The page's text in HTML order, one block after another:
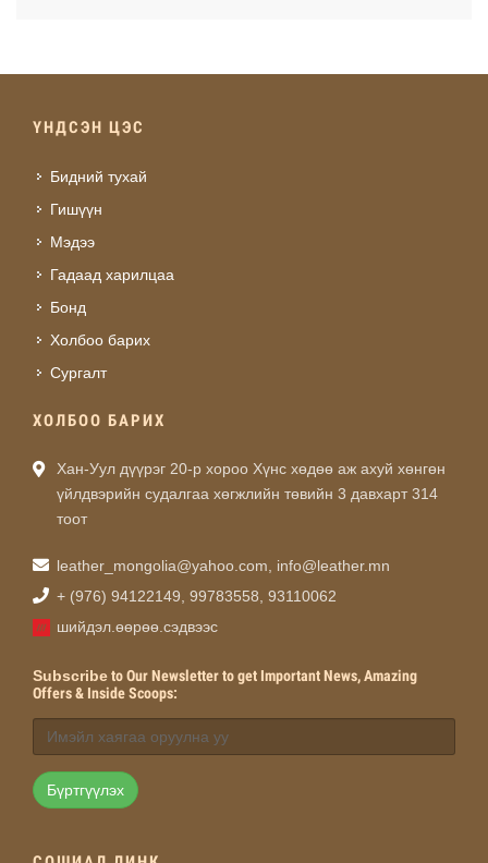
ҮНДСЭН ЦЭС
Бидний тухай
Гишүүн
Мэдээ
Гадаад харилцаа
Бонд
Холбоо барих
Сургалт
ХОЛБОО БАРИХ
Хан-Уул дүүрэг 20-р хороо Хүнс хөдөө аж ахуй хөнгөн
үйлдвэрийн судалгаа хөгжлийн төвийн 3 давхарт 314
тоот
leather_mongolia@yahoo.com
info@leather.mn
+ (976) 94122149, 99783558, 93110062
шийдэл.өөрөө.сэдвээс
Subscribeto Our Newsletter to get Important News, Amazing
Offers & Inside Scoops:
Бүртгүүлэх